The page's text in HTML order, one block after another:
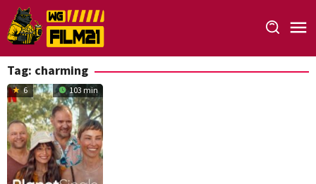
Loncat
ke
konten
Tag: charming
6 103 min